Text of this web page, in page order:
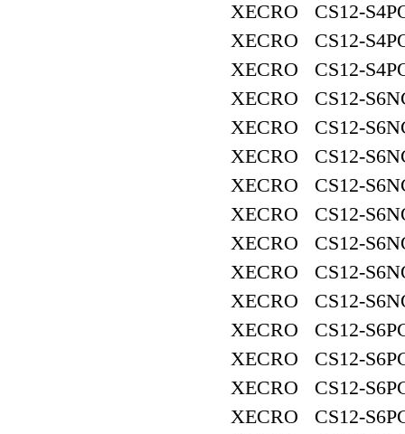
XECRO CS12-
XECRO CS12-
XECRO CS12-
XECRO CS12-
XECRO CS12-
XECRO CS12-
XECRO CS12-
XECRO CS12-
XECRO CS12-
XECRO CS12-
XECRO CS12-
XECRO CS12-
XECRO CS12-
XECRO CS12-
XECRO CS12-